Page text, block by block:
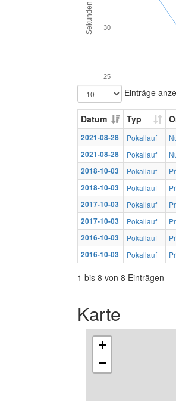
Sekunden
25
30
Einträge
Datum Typ
2021-08-28 Pokallauf
2021-08-28
Pokallauf
2018-10-03
Pokallauf
2018-10-03
Pokallauf
2017-10-03
Pokallauf
2017-10-03
Pokallauf
2016-10-03
Pokallauf
2016-10-03
Pokallauf
1 bis 8 von 8 Einträgen
Karte
+
−